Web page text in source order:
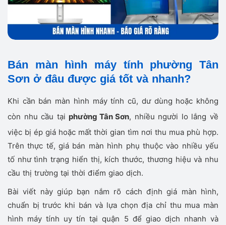
Bán màn hình máy tính phường Tân
Sơn ở đâu được giá tốt và nhanh?
Khi cần bán màn hình máy tính cũ, dư dùng hoặc không
còn nhu cầu tại phường Tân Sơn, nhiều người lo lắng về
việc bị ép giá hoặc mất thời gian tìm nơi thu mua phù hợp.
Trên thực tế, giá bán màn hình phụ thuộc vào nhiều yếu
tố như tình trạng hiển thị, kích thước, thương hiệu và nhu
cầu thị trường tại thời điểm giao dịch.
Bài viết này giúp bạn nắm rõ cách định giá màn hình,
chuẩn bị trước khi bán và lựa chọn địa chỉ thu mua màn
hình máy tính uy tín tại quận 5 để giao dịch nhanh và